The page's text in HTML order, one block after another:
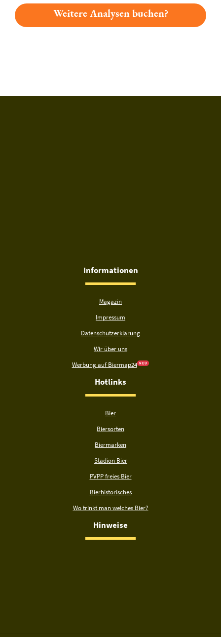
Weitere Analysen buchen?
Informationen
Magazin
Impressum
Datenschutzerklärung
Wir über uns
Werbung auf Biermap24 N E U
Hotlinks
Bier
Biersorten
Biermarken
Stadion Bier
PVPP freies Bier
Bierhistorisches
Wo trinkt man welches Bier?
Hinweise